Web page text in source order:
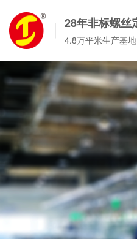
28年非标螺丝
4.8万平米生产基